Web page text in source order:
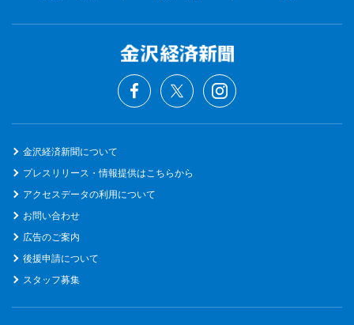
金沢経済新聞について
プレスリリース・情報提供はこちらから
アクセスデータの利用について
お問い合わせ
広告のご案内
後援申請について
スタッフ募集